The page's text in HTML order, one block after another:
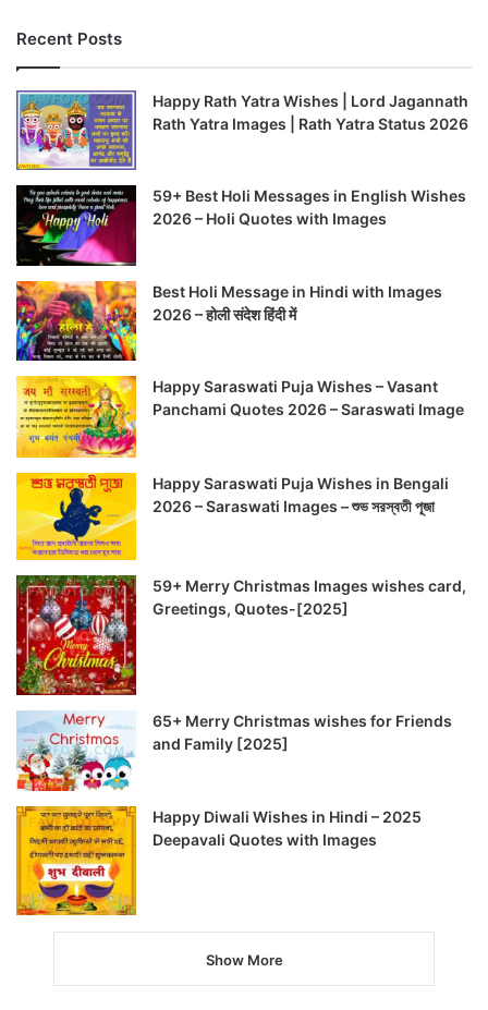
Recent Posts
Happy Rath Yatra Wishes | Lord Jagannath
Rath Yatra Images | Rath Yatra Status 2026
59+ Best Holi Messages in English Wishes
2026 – Holi Quotes with Images
Best Holi Message in Hindi with Images
2026 – होली संदेश हिंदी में
Happy Saraswati Puja Wishes – Vasant
Panchami Quotes 2026 – Saraswati Image
Happy Saraswati Puja Wishes in Bengali
2026 – Saraswati Images – শুভ সরস্বতী পূজা
59+ Merry Christmas Images wishes card,
Greetings, Quotes-[2025]
65+ Merry Christmas wishes for Friends
and Family [2025]
Happy Diwali Wishes in Hindi – 2025
Deepavali Quotes with Images
Show More